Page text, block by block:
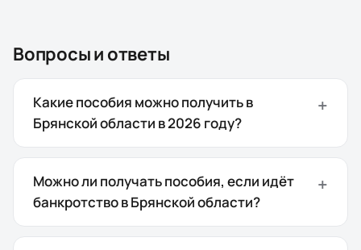
Вопросы и ответы
Какие пособия можно получить в
Брянской области в 2026 году?
Можно ли получать пособия, если идёт
банкротство в Брянской области?